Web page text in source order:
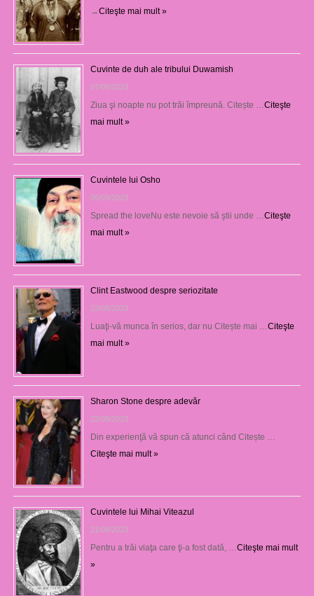
→Citeşte mai mult »
Cuvinte de duh ale tribului Duwamish
07/09/2023
Ziua şi noapte nu pot trăi împreună. Citește …Citeşte
mai mult »
Cuvintele lui Osho
06/09/2023
Spread the loveNu este nevoie să ştii unde …Citeşte
mai mult »
Clint Eastwood despre seriozitate
23/08/2023
Luaţi-vă munca în serios, dar nu Citește mai …Citeşte
mai mult »
Sharon Stone despre adevăr
22/08/2023
Din experienţă vă spun că atunci când Citește …
Citeşte mai mult »
Cuvintele lui Mihai Viteazul
21/08/2023
Pentru a trăi viaţa care ţi-a fost dată, …Citeşte mai mult
»